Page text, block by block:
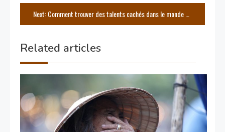
wpisu
Next:Comment trouver des talents cachés dans le monde de l’art
Related articles